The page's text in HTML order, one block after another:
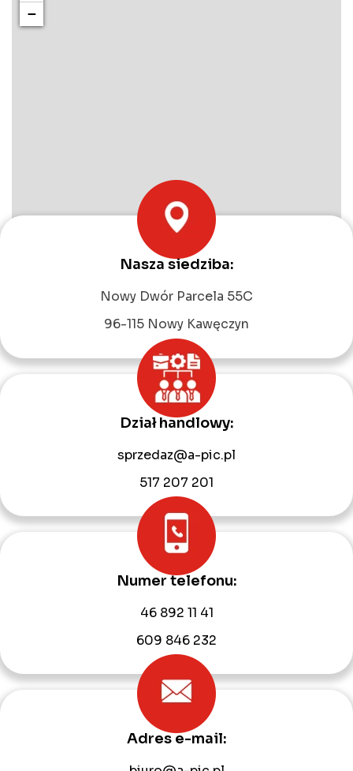
−
Nasza siedziba:
Nowy Dwór Parcela 55C
96-115 Nowy Kawęczyn
Dział handlowy:
sprzedaz@a-pic.pl
517 207 201
Numer telefonu:
46 892 11 41
609 846 232
Adres e-mail: